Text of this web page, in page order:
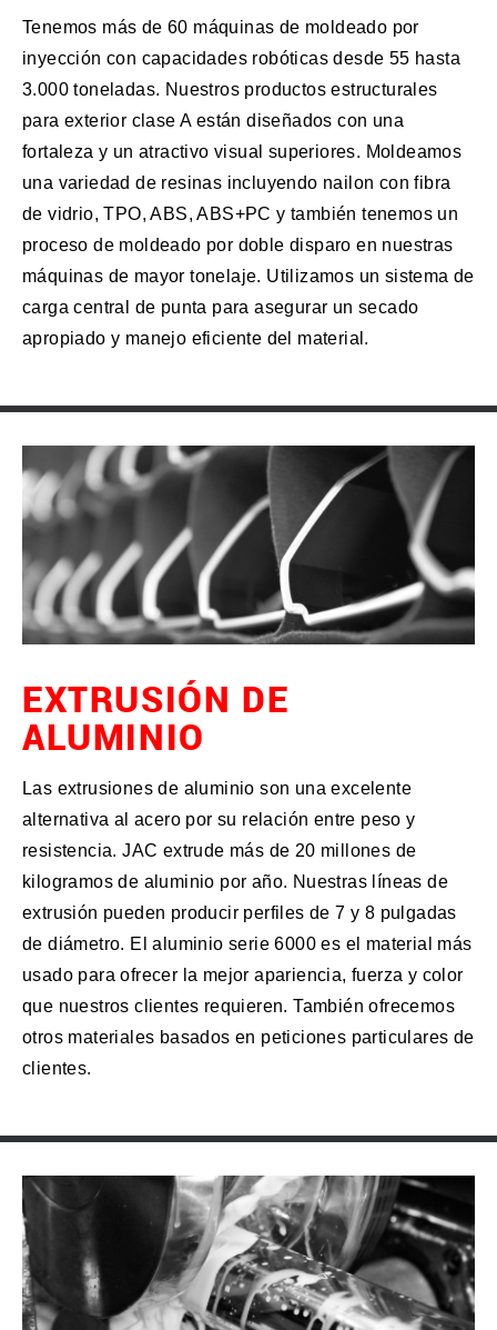
Tenemos más de 60 máquinas de moldeado por
inyección con capacidades robóticas desde 55 hasta
3.000 toneladas. Nuestros productos estructurales
para exterior clase A están diseñados con una
fortaleza y un atractivo visual superiores. Moldeamos
una variedad de resinas incluyendo nailon con fibra
de vidrio, TPO, ABS, ABS+PC y también tenemos un
proceso de moldeado por doble disparo en nuestras
máquinas de mayor tonelaje. Utilizamos un sistema de
carga central de punta para asegurar un secado
apropiado y manejo eficiente del material.
EXTRUSIÓN DE
ALUMINIO
Las extrusiones de aluminio son una excelente
alternativa al acero por su relación entre peso y
resistencia. JAC extrude más de 20 millones de
kilogramos de aluminio por año. Nuestras líneas de
extrusión pueden producir perfiles de 7 y 8 pulgadas
de diámetro. El aluminio serie 6000 es el material más
usado para ofrecer la mejor apariencia, fuerza y color
que nuestros clientes requieren. También ofrecemos
otros materiales basados en peticiones particulares de
clientes.